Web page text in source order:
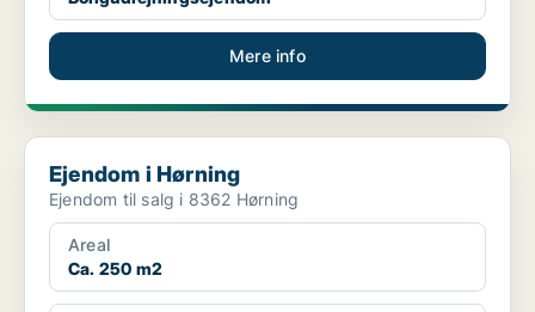
Mere info
Ejendom i Hørning
Ejendom i Hørning
Ejendom til salg i 8362 Hørning
Areal
Ca. 250 m2